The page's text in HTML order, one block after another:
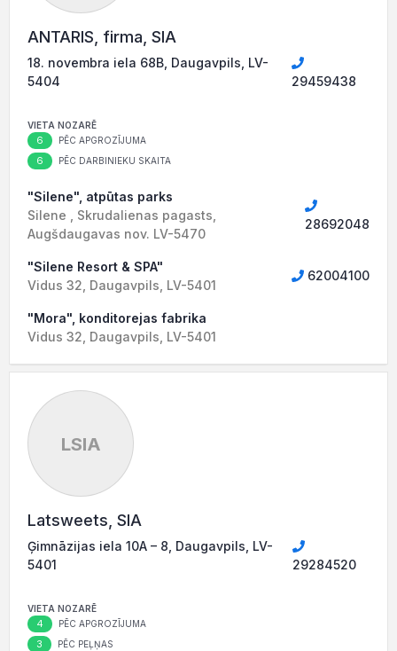
ANTARIS, firma, SIA
18. novembra iela 68B, Daugavpils, LV-
5404
29459438
VIETA NOZARĒ
6 PĒC APGROZĪJUMA
6 PĒC DARBINIEKU SKAITA
"Silene", atpūtas parks
Silene , Skrudalienas pagasts,
Augšdaugavas nov. LV-5470
28692048
"Silene Resort & SPA"
Vidus 32, Daugavpils, LV-5401
62004100
"Mora", konditorejas fabrika
Vidus 32, Daugavpils, LV-5401
LSIA
Latsweets, SIA
Ģimnāzijas iela 10A – 8, Daugavpils, LV-
5401
29284520
VIETA NOZARĒ
4 PĒC APGROZĪJUMA
3 PĒC PEĻŅAS